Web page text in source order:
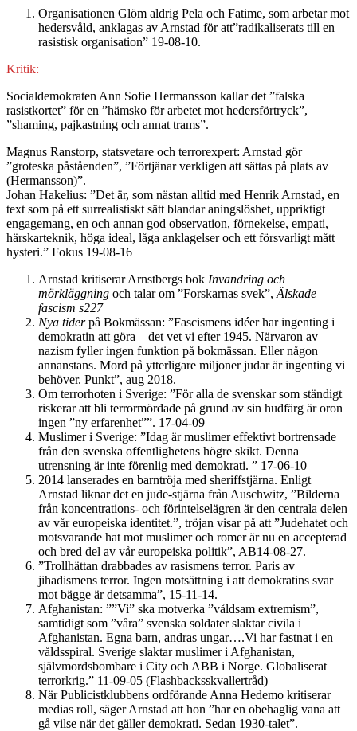
Organisationen Glöm aldrig Pela och Fatime, som arbetar mot
hedersvåld, anklagas av Arnstad för att”radikaliserats till en
rasistisk organisation” 19-08-10.
Kritik:
Socialdemokraten Ann Sofie Hermansson kallar det ”falska
rasistkortet” för en ”hämsko för arbetet mot hedersförtryck”,
”shaming, pajkastning och annat trams”.
Magnus Ranstorp, statsvetare och terrorexpert: Arnstad gör
”groteska påståenden”, ”Förtjänar verkligen att sättas på plats av
(Hermansson)”.
Johan Hakelius: ”Det är, som nästan alltid med Henrik Arnstad, en
text som på ett surrealistiskt sätt blandar aningslöshet, uppriktigt
engagemang, en och annan god observation, förnekelse, empati,
härskarteknik, höga ideal, låga anklagelser och ett försvarligt mått
hysteri.” Fokus 19-08-16
Arnstad kritiserar Arnstbergs bok Invandring och
mörkläggning och talar om ”Forskarnas svek”, Älskade
fascism s227
Nya tiderpå Bokmässan: ”Fascismens idéer har ingenting i
demokratin att göra – det vet vi efter 1945. Närvaron av
nazism fyller ingen funktion på bokmässan. Eller någon
annanstans. Mord på ytterligare miljoner judar är ingenting vi
behöver. Punkt”, aug 2018.
Om terrorhoten i Sverige: ”För alla de svenskar som ständigt
riskerar att bli terrormördade på grund av sin hudfärg är oron
ingen ”ny erfarenhet””. 17-04-09
Muslimer i Sverige: ”Idag är muslimer effektivt bortrensade
från den svenska offentlighetens högre skikt. Denna
utrensning är inte förenlig med demokrati. ” 17-06-10
2014 lanserades en barntröja med sheriffstjärna. Enligt
Arnstad liknar det en jude-stjärna från Auschwitz, ”Bilderna
från koncentrations- och förintelselägren är den centrala delen
av vår europeiska identitet.”, tröjan visar på att ”Judehatet och
motsvarande hat mot muslimer och romer är nu en accepterad
och bred del av vår europeiska politik”, AB14-08-27.
”Trollhättan drabbades av rasismens terror. Paris av
jihadismens terror. Ingen motsättning i att demokratins svar
mot bägge är detsamma”, 15-11-14.
Afghanistan: ””Vi” ska motverka ”våldsam extremism”,
samtidigt som ”våra” svenska soldater slaktar civila i
Afghanistan. Egna barn, andras ungar….Vi har fastnat i en
våldsspiral. Sverige slaktar muslimer i Afghanistan,
självmordsbombare i City och ABB i Norge. Globaliserat
terrorkrig.” 11-09-05 (Flashbacksskvallertråd)
När Publicistklubbens ordförande Anna Hedemo kritiserar
medias roll, säger Arnstad att hon ”har en obehaglig vana att
gå vilse när det gäller demokrati. Sedan 1930-talet”.